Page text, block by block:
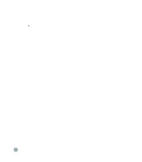
Facebook ((opent in een nieuw